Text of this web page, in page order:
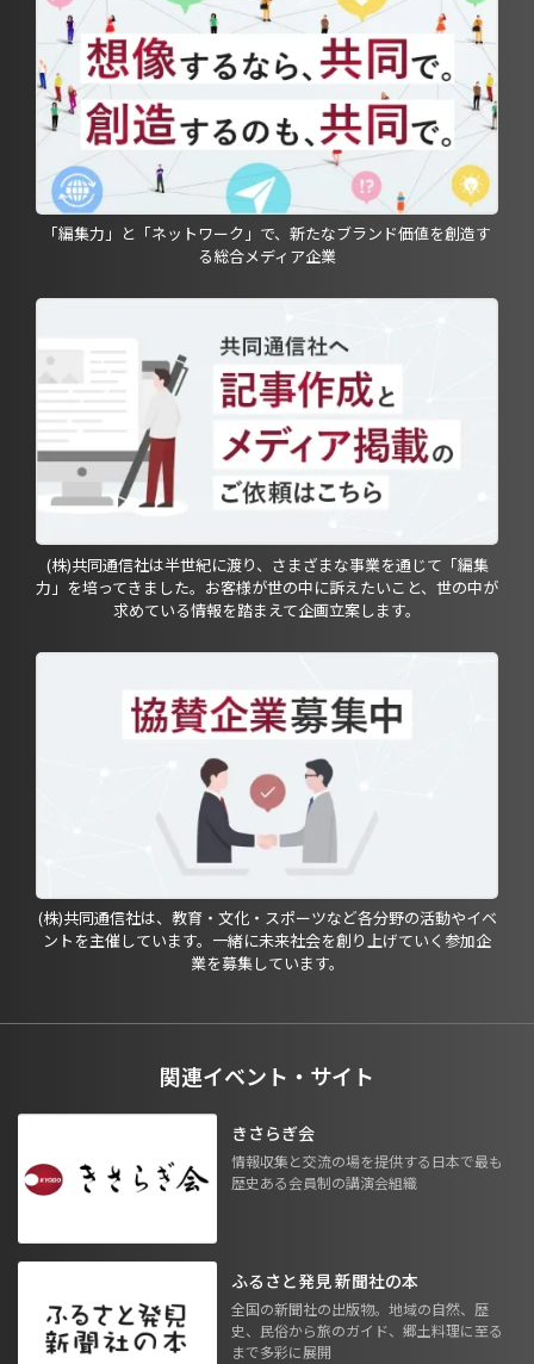
「編集力」と「ネットワーク」で、新たなブランド価値を創造す
る総合メディア企業
(株)共同通信社は半世紀に渡り、さまざまな事業を通じて「編集
力」を培ってきました。お客様が世の中に訴えたいこと、世の中が
求めている情報を踏まえて企画立案します。
(株)共同通信社は、教育・文化・スポーツなど各分野の活動やイベ
ントを主催しています。一緒に未来社会を創り上げていく参加企
業を募集しています。
関連イベント・サイト
きさらぎ会
情報収集と交流の場を提供する日本で最も
歴史ある会員制の講演会組織
ふるさと発見 新聞社の本
全国の新聞社の出版物。地域の自然、歴
史、民俗から旅のガイド、郷土料理に至る
まで多彩に展開